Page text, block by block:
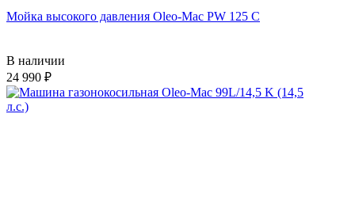
Мойка высокого давления Oleo-Mac PW 125 C
В наличии
24 990